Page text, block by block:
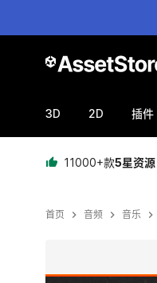
3D 2D 插件
11000+款5星资源
首页 音频 音乐